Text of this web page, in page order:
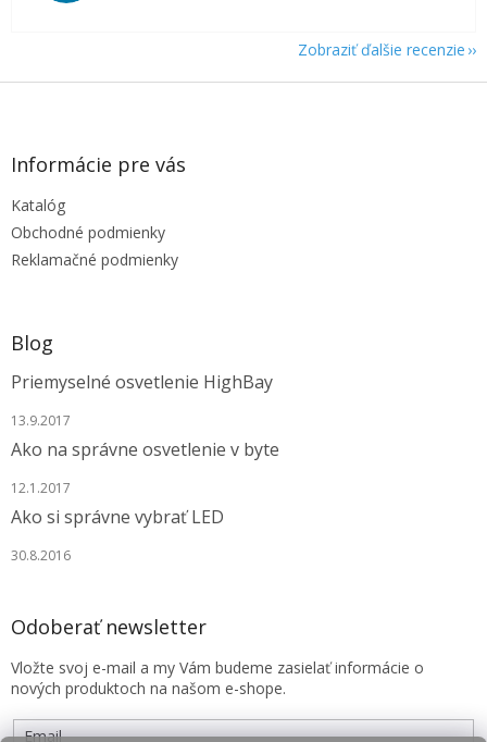
Zobraziť ďalšie recenzie
Z
Informácie pre vás
Katalóg
Obchodné podmienky
Reklamačné podmienky
Blog
Priemyselné osvetlenie HighBay
13.9.2017
Ako na správne osvetlenie v byte
12.1.2017
Ako si správne vybrať LED
30.8.2016
Odoberať newsletter
Vložte svoj e-mail a my Vám budeme zasielať informácie o
nových produktoch na našom e-shope.
Email